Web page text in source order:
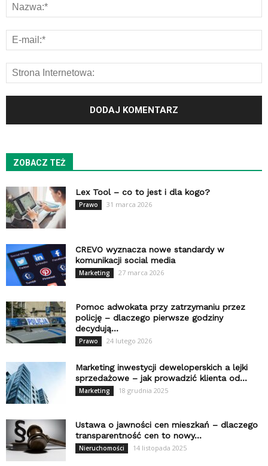
ZOBACZ TEŻ
Lex Tool – co to jest i dla kogo?
Prawo 31 marca 2026
CREVO wyznacza nowe standardy w
komunikacji social media
Marketing 27 marca 2026
Pomoc adwokata przy zatrzymaniu przez
policję – dlaczego pierwsze godziny
decydują...
Prawo 24 lutego 2026
Marketing inwestycji deweloperskich a lejki
sprzedażowe – jak prowadzić klienta od...
Marketing 18 grudnia 2025
Ustawa o jawności cen mieszkań – dlaczego
transparentność cen to nowy...
Nieruchomości 14 listopada 2025